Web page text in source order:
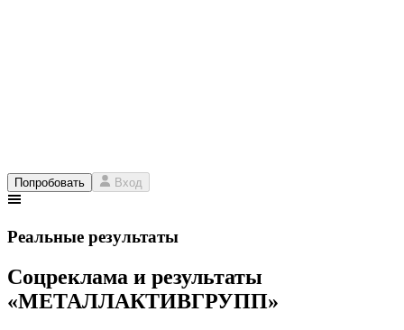
Попробовать Вход
Реальные результаты
Соцреклама и результаты
«МЕТАЛЛАКТИВГРУПП»